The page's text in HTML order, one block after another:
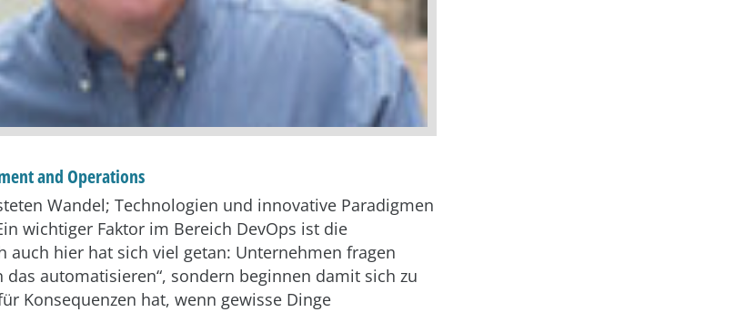
and Operations
Wandel; Technologien und innovative Paradigmen
wichtiger Faktor im Bereich DevOps ist die
auch hier hat sich viel getan: Unternehmen fragen
das automatisieren“, sondern beginnen damit sich zu
Konsequenzen hat, wenn gewisse Dinge